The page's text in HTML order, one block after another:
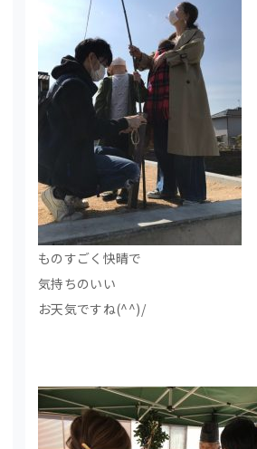
ものすごく快晴で
気持ちのいい
お天気ですね(^^)/